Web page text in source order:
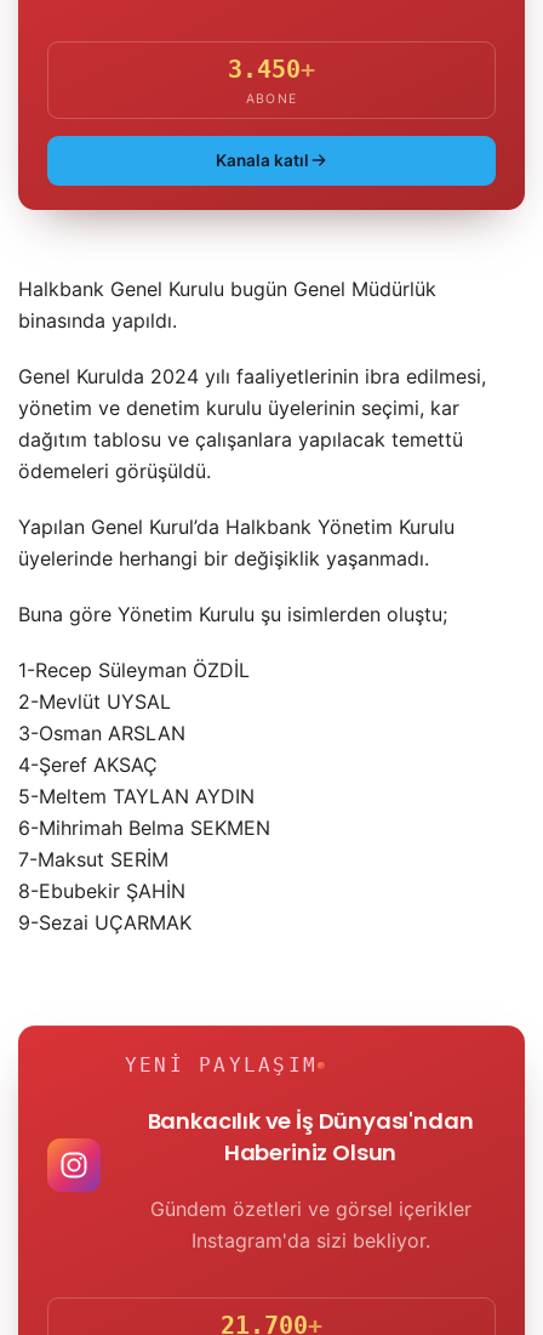
3.450+
ABONE
Kanala katıl
Halkbank Genel Kurulu bugün Genel Müdürlük
binasında yapıldı.
Genel Kurulda 2024 yılı faaliyetlerinin ibra edilmesi,
yönetim ve denetim kurulu üyelerinin seçimi, kar
dağıtım tablosu ve çalışanlara yapılacak temettü
ödemeleri görüşüldü.
Yapılan Genel Kurul’da Halkbank Yönetim Kurulu
üyelerinde herhangi bir değişiklik yaşanmadı.
Buna göre Yönetim Kurulu şu isimlerden oluştu;
1-Recep Süleyman ÖZDİL
2-Mevlüt UYSAL
3-Osman ARSLAN
4-Şeref AKSAÇ
5-Meltem TAYLAN AYDIN
6-Mihrimah Belma SEKMEN
7-Maksut SERİM
8-Ebubekir ŞAHİN
9-Sezai UÇARMAK
YENI PAYLAŞIM
Bankacılık ve İş Dünyası'ndan
Haberiniz Olsun
Gündem özetleri ve görsel içerikler
Instagram'da sizi bekliyor.
21.700+